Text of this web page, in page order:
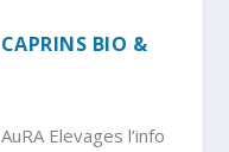
BIO &
Elevages l’info